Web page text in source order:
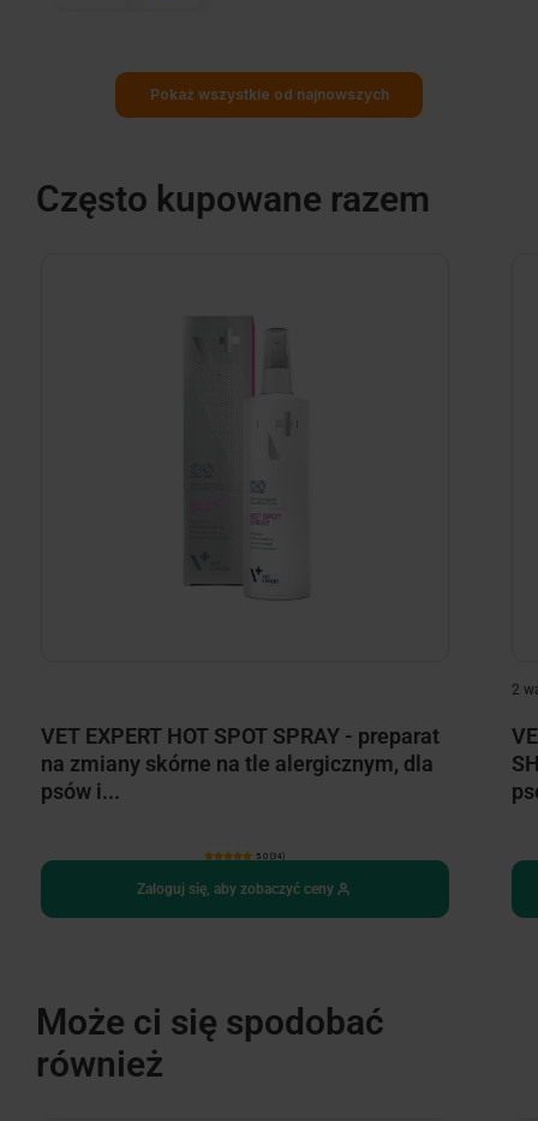
Pokaż wszystkie od najnowszych
Często kupowane razem
VET EXPERT HOT SPOT SPRAY - preparat
na zmiany skórne na tle alergicznym, dla
psów i...
5.0 (34)
Zaloguj się, aby zobaczyć ceny
2
Może ci się spodobać
również